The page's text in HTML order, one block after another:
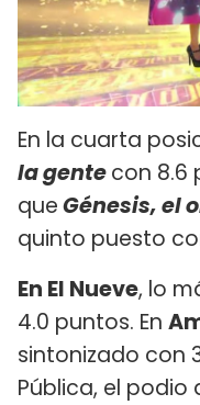
En la cuarta
la gentecon 8.6
queGénesis, el
quinto puesto
En El Nueve, lo
4.0 puntos. En
sintonizado con
Pública, el